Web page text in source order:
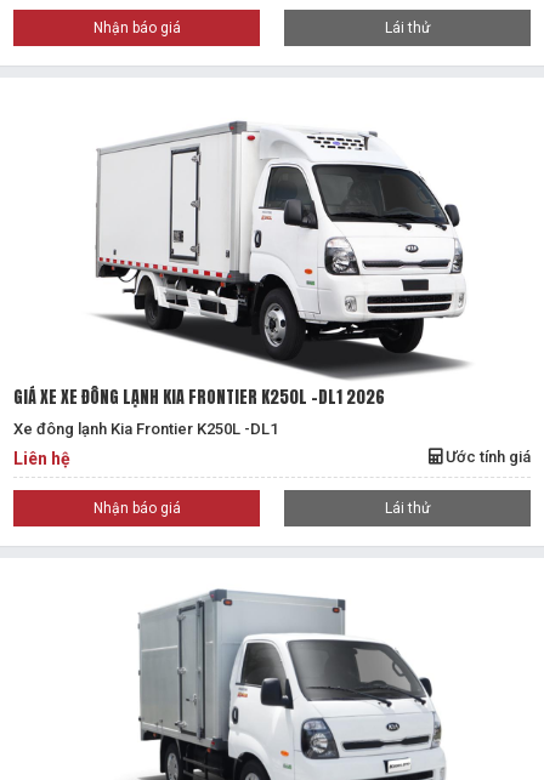
Nhận báo giá Lái thử
GIÁ XE XE ĐÔNG LẠNH KIA FRONTIER K250L -DL1 2026
Xe đông lạnh Kia Frontier K250L -DL1
Liên hệ Ước tính giá
Nhận báo giá Lái thử